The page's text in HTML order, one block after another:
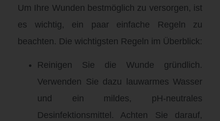
Um Ihre Wunden bestmöglich zu versorgen, ist
es wichtig, ein paar einfache Regeln zu
beachten. Die wichtigsten Regeln im Überblick:
Reinigen Sie die Wunde gründlich.
Verwenden Sie dazu lauwarmes Wasser
und ein mildes, pH-neutrales
Desinfektionsmittel. Achten Sie darauf,